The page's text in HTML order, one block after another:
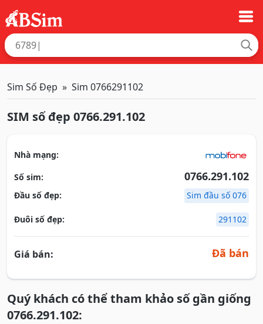
Sim Số Đẹp Sim 0766291102
SIM số đẹp 0766.291.102
Nhà mạng:
Số sim:
0766.291.102
Đầu số đẹp: Sim đầu số 076
Đuôi số đẹp: 291102
Giá bán: Đã bán
Quý khách có thể tham khảo số gần giống
0766.291.102: